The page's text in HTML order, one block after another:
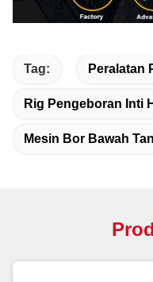
Tag: Peralatan
Rig Pengeboran Inti
Mesin Bor Bawah